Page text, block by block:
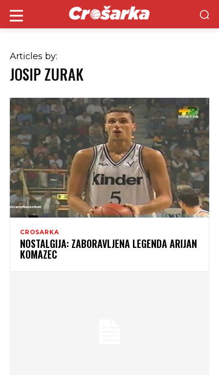
Articles by:
JOSIP ZURAK
CROSARKA
NOSTALGIJA: ZABORAVLJENA LEGENDA ARIJAN
KOMAZEC